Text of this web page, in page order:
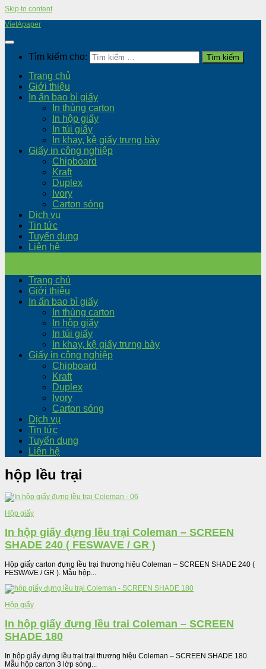
Skip to content
VietApaper
Tìm kiếm cho:
Trang chủ
Giới thiệu
In ấn bao bì giấy
In thùng carton
In hộp giấy
In túi giấy
In khay, kệ giấy trưng bày
Giấy in công nghiệp
Chipboard
Kraft
Duplex
Ivory
Carton sóng
Dịch vụ
Tin tức
Tuyển dụng
Liên hệ
Trang chủ
Giới thiệu
In ấn bao bì giấy
In thùng carton
In hộp giấy
In túi giấy
In khay, kệ giấy trưng bày
Giấy in công nghiệp
Chipboard
Kraft
Duplex
Ivory
Carton sóng
Dịch vụ
Tin tức
Tuyển dụng
Liên hệ
hộp lều trại
Hộp giấy
In hộp giấy đựng lều trại Coleman – SCREEN
SHADE 240 ( FESWAVE / GR )
Hộp giấy carton đựng lều trại thương hiệu Coleman – SCREEN SHADE 240 (
FESWAVE / GR ). Mẫu hộp...
Hộp giấy
In hộp giấy đựng lều trại Coleman – SCREEN
SHADE 180
In hộp giấy đựng lều trại trại thương hiệu Coleman – SCREEN SHADE 180.
Mẫu hộp carton 3 lớp sóng...